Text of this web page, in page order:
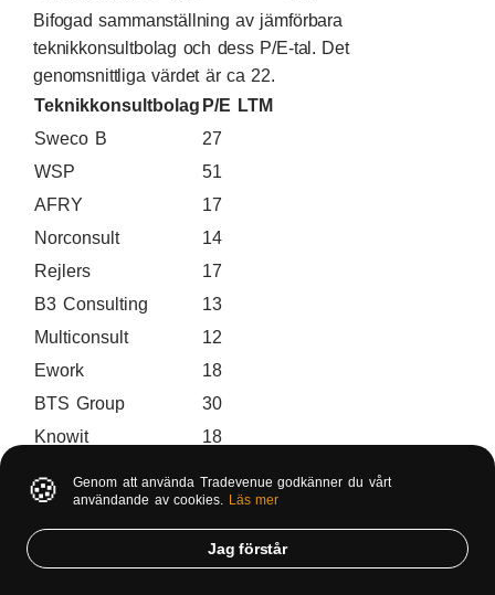
Bifogad sammanställning av jämförbara
teknikkonsultbolag och dess P/E-tal. Det
genomsnittliga värdet är ca 22.
Teknikkonsultbolag P/E LTM
Sweco B
27
WSP
51
AFRY
17
Norconsult
14
Rejlers
17
B3 Consulting
13
Multiconsult
12
Ework
18
BTS Group
30
Knowit
18
Företagsledning
🍪
Genom att använda Tradevenue godkänner du vårt
användande av cookies. Läs mer
Jag förstår